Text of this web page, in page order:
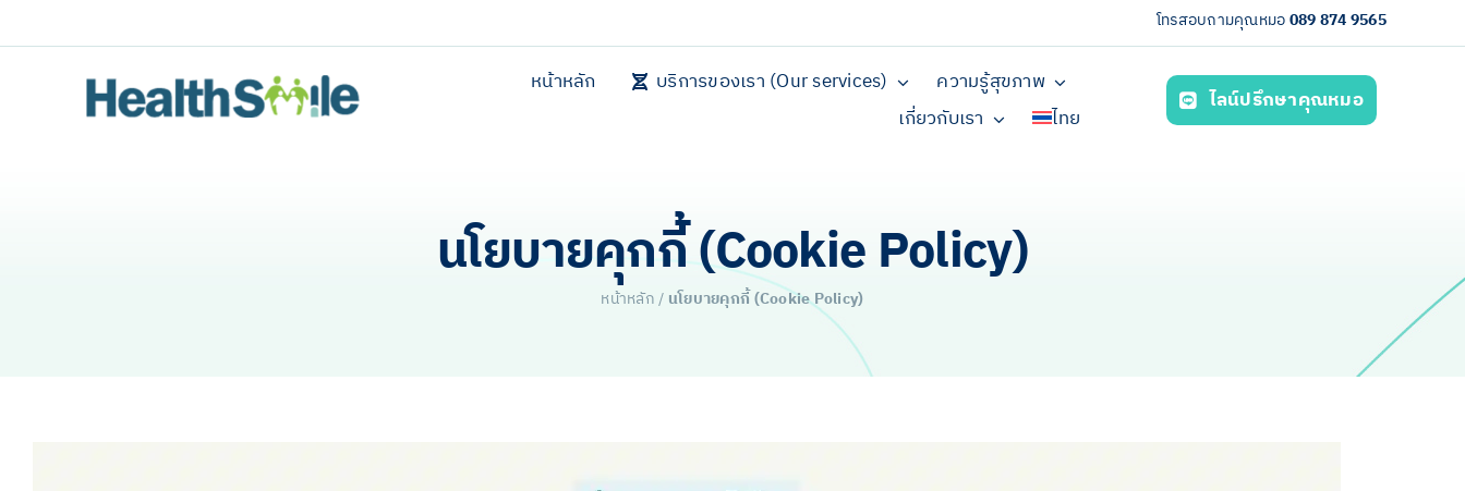
to
โทรสอบถามคุณหมอ089 874 9565
หน้าหลัก บริการของเรา (Our services)
ความรู้สุขภาพ
เกี่ยวกับเรา
ไทย
ไลน์ปรึกษาคุณหมอ
นโยบายคุกกี้ (Cookie Policy)
หน้าหลัก/ นโยบายคุกกี้ (Cookie Policy)